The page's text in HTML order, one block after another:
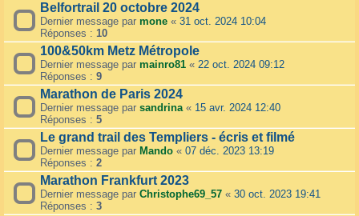
Belfortrail 20 octobre 2024
Dernier message par mone « 31 oct. 2024 10:04
Réponses : 10
100&50km Metz Métropole
Dernier message par mainro81 « 22 oct. 2024 09:12
Réponses : 9
Marathon de Paris 2024
Dernier message par sandrina« 15 avr. 2024 12:40
Réponses : 5
Le grand trail des Templiers - écris et filmé
Dernier message par Mando « 07 déc. 2023 13:19
Réponses : 2
Marathon Frankfurt 2023
Dernier message par Christophe69_57 « 30 oct. 2023 19:41
Réponses : 3